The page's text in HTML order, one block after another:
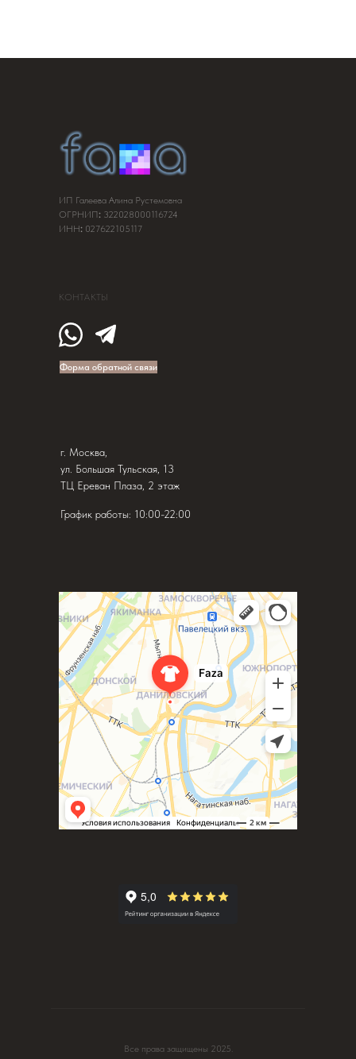
КОНТАКТЫ
г. Москва,
ул. Большая Тульская, 13
ТЦ Ереван Плаза, 2 этаж
График работы: 10:00-22:00
Форма обратной связи
Все права защищены 2025.
ИП Галеева Алина Рустемовна
ОГРНИП: 322028000116724
ИНН: 027622105117